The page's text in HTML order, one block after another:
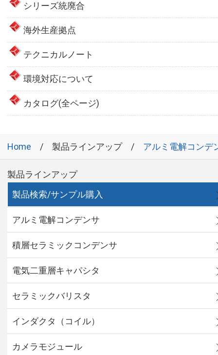
シリーズ統廃合
海外生産拠点
テクニカルノート
環境対応について
カタログ(全ページ)
Home 製品ラインアップ アルミ電解コンデ
製品ラインアップ
製品検索/サンプル購入
アルミ電解コンデンサ
積層セラミックコンデンサ
電気二重層キャパシタ
セラミックバリスタ
インダクタ（コイル）
カメラモジュール